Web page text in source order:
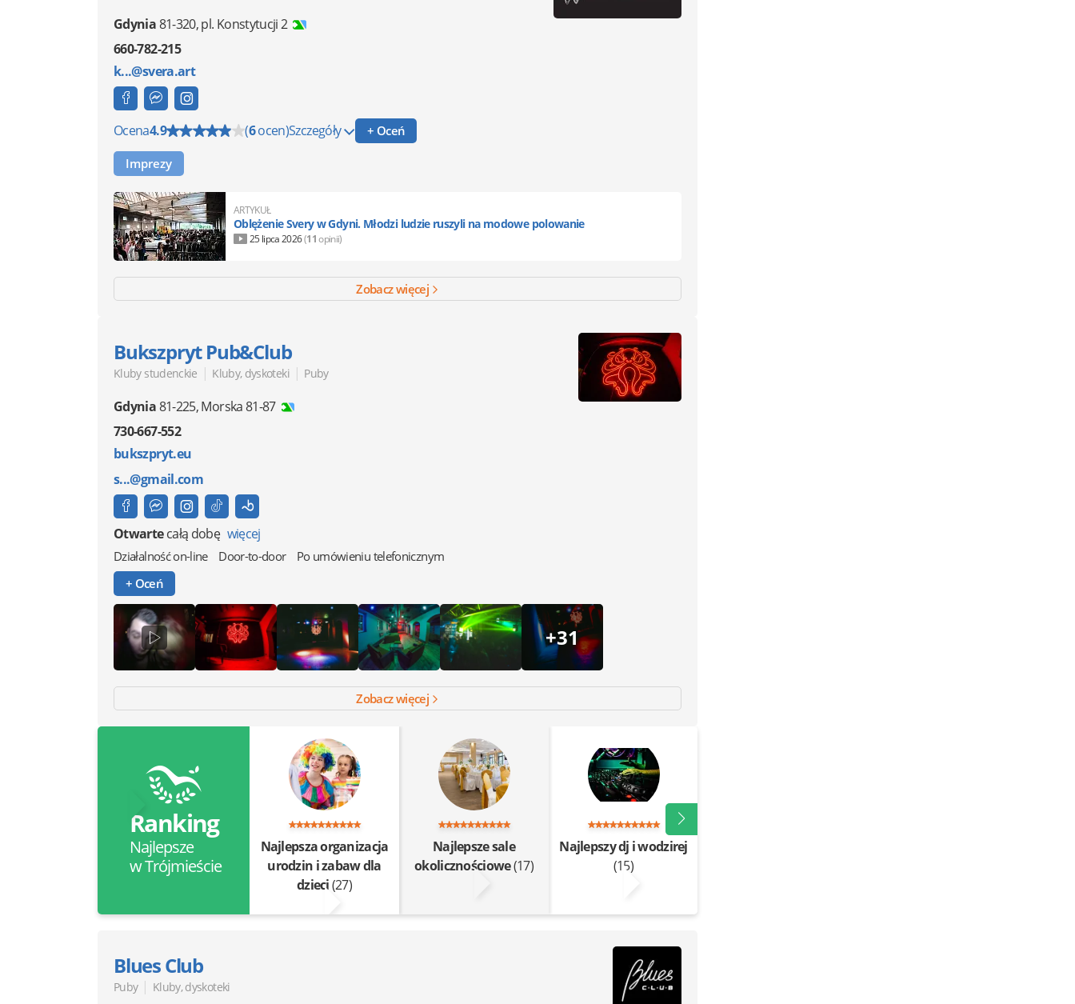
Gdynia81-320,pl. Konstytucji 2
660-782-215
k...@svera.art
Ocena4.9 (6ocen)Szczegóły + Oceń
Imprezy
ARTYKUŁ
Oblężenie Svery w Gdyni. Młodzi ludzie ruszyli na modowe polowanie
25 lipca 2026(11opinii)
Zobacz więcej
Bukszpryt Pub&Club
Kluby studenckie | Kluby, dyskoteki | Puby
Gdynia81-225,Morska 81-87
730-667-552
bukszpryt.eu
s...@gmail.com
Otwartecałą dobę więcej
Działalność on-line Door-to-door
Po umówieniu telefonicznym
+ Oceń
+31
Zobacz więcej
Ranking
Najlepsze
w Trójmieście
Najlepsza organizacja
urodzin i zabaw dla
dzieci(27)
Najlepsze sale
okolicznościowe(17)
Najlepszy dj i wodzirej
(15)
Blues Club
Puby | Kluby, dyskoteki